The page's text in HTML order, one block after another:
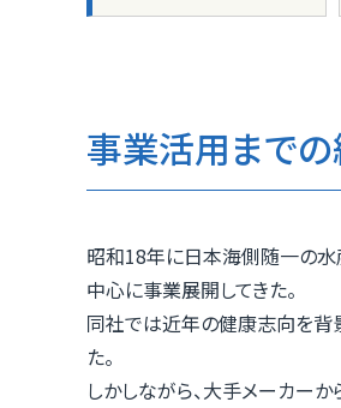
事業活用まで
昭和18年に日本海側随一の水
中心に事業展開してきた。
同社では近年の健康志向を背
た。
しかしながら、大手メーカー